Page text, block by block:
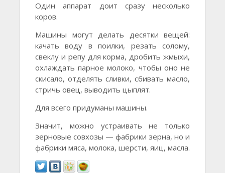
Один аппарат доит сразу несколько
коров.
Машины могут делать десятки вещей:
качать воду в поилки, резать солому,
свеклу и репу для корма, дробить жмыхи,
охлаждать парное молоко, чтобы оно не
скисало, отделять сливки, сбивать масло,
стричь овец, выводить цыплят.
Для всего придуманы машины.
Значит, можно устраивать не только
зерновые совхозы — фабрики зерна, но и
фабрики мяса, молока, шерсти, яиц, масла.